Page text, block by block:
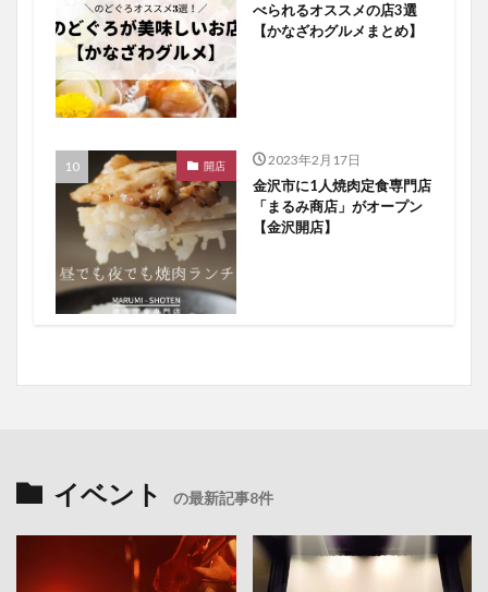
べられるオススメの店3選
【かなざわグルメまとめ】
開店 2023年2月17日
金沢市に1人焼肉定食専門店
「まるみ商店」がオープン
【金沢開店】
イベント の最新記事8件